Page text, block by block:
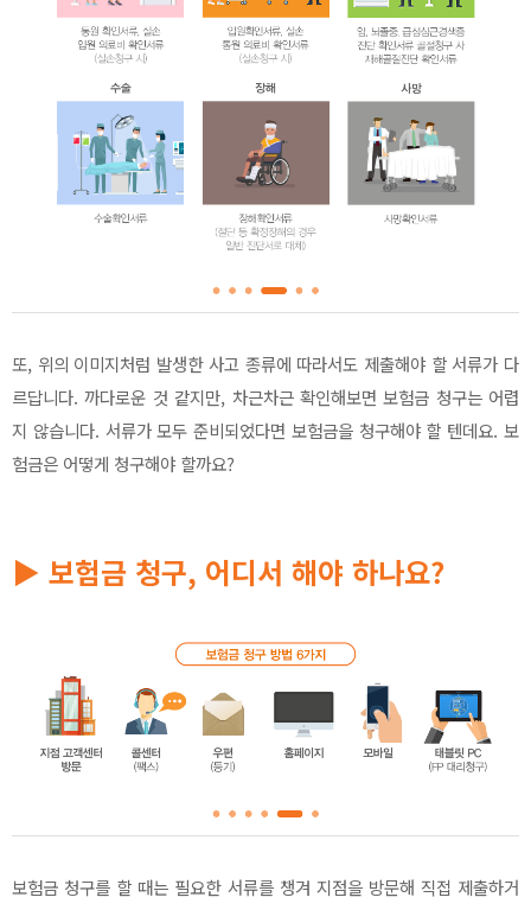
또, 위의 이미지처럼 발생한 사고 종류에 따라서도 제출해야 할 서류가 다
르답니다. 까다로운 것 같지만, 차근차근 확인해보면 보험금 청구는 어렵
지 않습니다. 서류가 모두 준비되었다면 보험금을 청구해야 할 텐데요. 보
험금은 어떻게 청구해야 할까요?
▶ 보험금 청구, 어디서 해야 하나요?
보험금 청구를 할 때는 필요한 서류를 챙겨 지점을 방문해 직접 제출하거